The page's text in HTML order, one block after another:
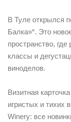
В Туле открылся
Балка»*. Это
пространство,
классы и
виноделов.
Визитная
игристых и тихих
Winery: все